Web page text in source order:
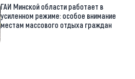
ГАИ Минской области работает в
усиленном режиме: особое внимание
местам массового отдыха граждан